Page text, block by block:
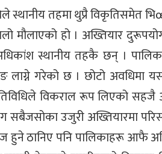
स्थानीय तहमा थुप्रै विकृतिसमेत
मौलाएको हो । अख्तियार
स्थानीय तहकै छन् ।
लाग्ने गरेको छ । छोटो अवधिमा
गतिविधिले विकराल रूप लिएको
सबैजसोका उजुरी अख्तियारमा
ठानिए पनि पालिकाहरू आफै